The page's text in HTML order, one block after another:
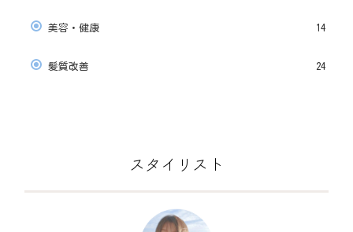
美容・健康 14
髪質改善 24
スタイリスト